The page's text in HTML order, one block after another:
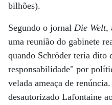
bilhões).
Segundo o jornal Die Welt,
uma reunião do gabinete
quando Schröder teria dito
responsabilidade" por
velada ameaça de
desautorizado Lafontaine